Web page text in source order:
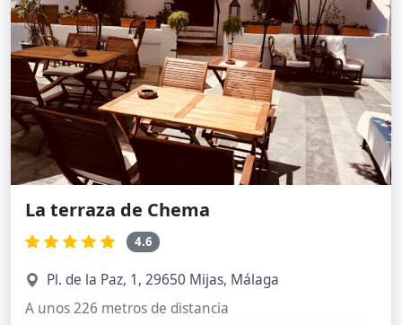
La terraza de Chema
4.6
Pl. de la Paz, 1, 29650 Mijas, Málaga
A unos 226 metros de distancia